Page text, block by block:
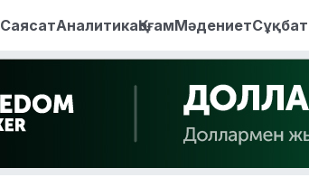
СаясатАналитикаҚоғамМәдениетСұқбат